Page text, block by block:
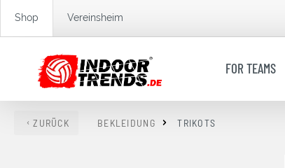
Zur Hauptnavigation springen
Shop Vereinsheim
FOR TEAMS
ZURÜCK BEKLEIDUNG TRIKOTS